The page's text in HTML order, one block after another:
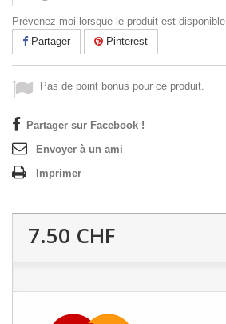
Prévenez-moi lorsque le produit est disponible
Partager
Pinterest
Pas de point bonus pour ce produit.
Partager sur Facebook !
Envoyer à un ami
Imprimer
7.50 CHF